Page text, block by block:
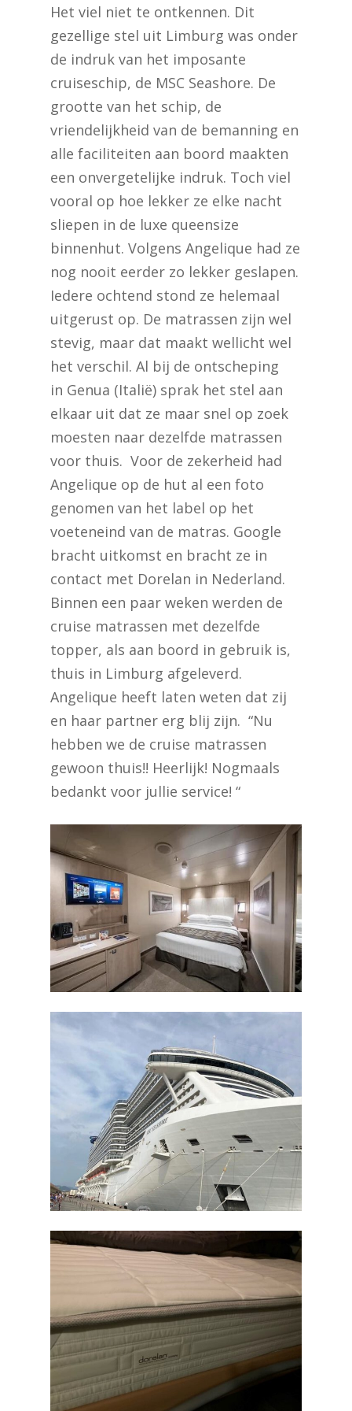
Het viel niet te ontkennen. Dit
gezellige stel uit Limburg was onder
de indruk van het imposante
cruiseschip, de MSC Seashore. De
grootte van het schip, de
vriendelijkheid van de bemanning en
alle faciliteiten aan boord maakten
een onvergetelijke indruk. Toch viel
vooral op hoe lekker ze elke nacht
sliepen in de luxe queensize
binnenhut. Volgens Angelique had ze
nog nooit eerder zo lekker geslapen.
Iedere ochtend stond ze helemaal
uitgerust op. De matrassen zijn wel
stevig, maar dat maakt wellicht wel
het verschil. Al bij de ontscheping
in Genua (Italië) sprak het stel aan
elkaar uit dat ze maar snel op zoek
moesten naar dezelfde matrassen
voor thuis. Voor de zekerheid had
Angelique op de hut al een foto
genomen van het label op het
voeteneind van de matras. Google
bracht uitkomst en bracht ze in
contact met Dorelan in Nederland.
Binnen een paar weken werden de
cruise matrassen met dezelfde
topper, als aan boord in gebruik is,
thuis in Limburg afgeleverd.
Angelique heeft laten weten dat zij
en haar partner erg blij zijn. “Nu
hebben we de cruise matrassen
gewoon thuis!! Heerlijk! Nogmaals
bedankt voor jullie service! “